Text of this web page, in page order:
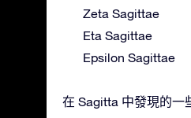
Zeta Sagittae
Eta Sagittae
Epsilon Sagittae
在 Sagitta 中發現的一